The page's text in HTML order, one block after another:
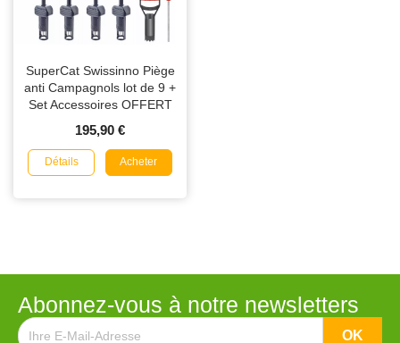
SuperCat Swissinno Piège
anti Campagnols lot de 9 +
Set Accessoires OFFERT
195,90 €
Détails Acheter
Abonnez-vous à notre newsletters